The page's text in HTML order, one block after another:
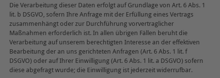
Die Verarbeitung dieser Daten erfolgt auf Grundlage von Art. 6 Abs. 1
lit. b DSGVO, sofern Ihre Anfrage mit der Erfüllung eines Vertrags
zusammenhängt oder zur Durchführung vorvertraglicher
Maßnahmen erforderlich ist. In allen übrigen Fällen beruht die
Verarbeitung auf unserem berechtigten Interesse an der effektiven
Bearbeitung der an uns gerichteten Anfragen (Art. 6 Abs. 1 lit. f
DSGVO) oder auf Ihrer Einwilligung (Art. 6 Abs. 1 lit. a DSGVO) sofern
diese abgefragt wurde; die Einwilligung ist jederzeit widerrufbar.